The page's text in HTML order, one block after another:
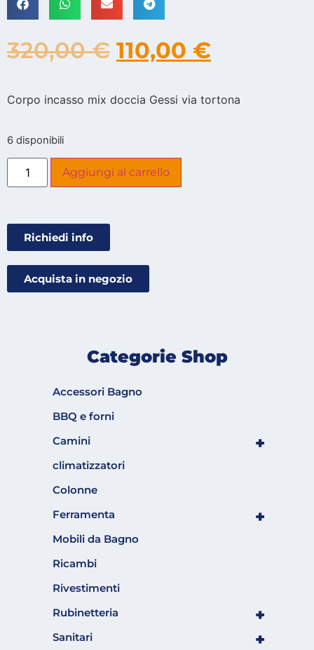
320,00€ 110,00 €
Corpo incasso mix doccia Gessi via tortona
6 disponibili
Aggiungi al carrello
Richiedi info
Acquista in negozio
Categorie Shop
Accessori Bagno
BBQ e forni
+
Camini
climatizzatori
Colonne
+
Ferramenta
Mobili da Bagno
Ricambi
Rivestimenti
+
Rubinetteria
+
Sanitari